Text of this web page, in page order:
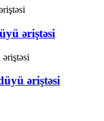
əriştəsi
əriştəsi